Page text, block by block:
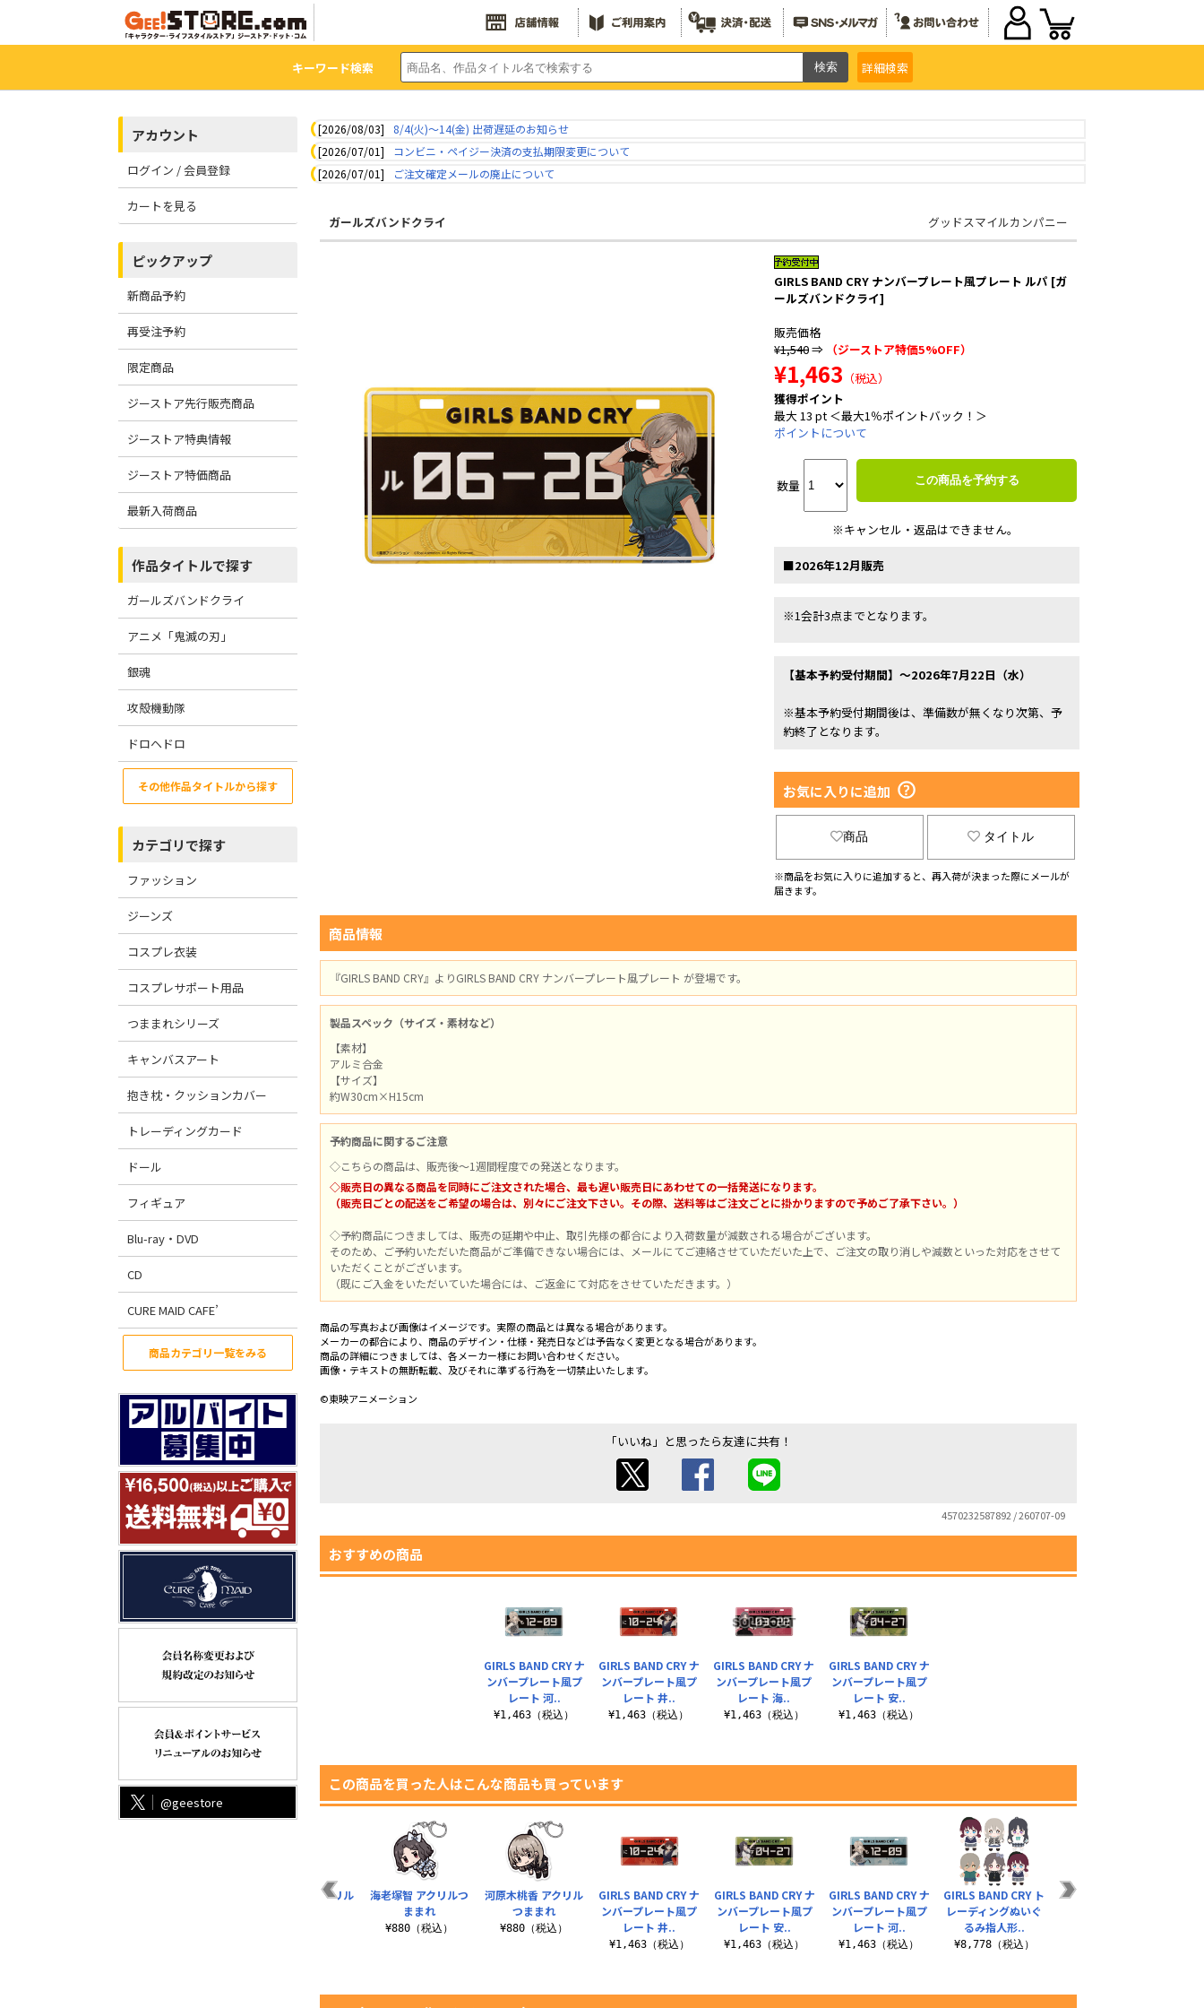
キーワード検索 詳細検索
アカウント
ログイン / 会員登録
カートを見る
ピックアップ
新商品予約
再受注予約
限定商品
ジーストア先行販売商品
ジーストア特典情報
ジーストア特価商品
最新入荷商品
作品タイトルで探す
ガールズバンドクライ
アニメ「鬼滅の刃」
銀魂
攻殻機動隊
ドロヘドロ
その他作品タイトルから探す
カテゴリで探す
ファッション
ジーンズ
コスプレ衣装
コスプレサポート用品
つままれシリーズ
キャンバスアート
抱き枕・クッションカバー
トレーディングカード
ドール
フィギュア
Blu-ray・DVD
CD
CURE MAID CAFE’
商品カテゴリ一覧をみる
@geestore
[2026/08/03]
8/4(火)～14(金) 出荷遅延のお知らせ
[2026/07/01]
コンビニ・ペイジー決済の支払期限変更について
[2026/07/01]
ご注文確定メールの廃止について
ガールズバンドクライ グッドスマイルカンパニー
GIRLS BAND CRY ナンバープレート風プレート ルパ [ガ
ールズバンドクライ]
販売価格
¥1,540⇒ （ジーストア特価5%OFF）
¥1,463 （税込）
獲得ポイント
最大 13 pt ＜最大1％ポイントバック！＞
ポイントについて
数量 この商品を予約する
※キャンセル・返品はできません。
■2026年12月販売
※1会計3点までとなります。
【基本予約受付期間】～2026年7月22日（水）
※基本予約受付期間後は、準備数が無くなり次第、予
約終了となります。
お気に入りに追加
商品 タイトル
※商品をお気に入りに追加すると、再入荷が決まった際にメールが
届きます。
商品情報
『GIRLS BAND CRY』よりGIRLS BAND CRY ナンバープレート風プレート が登場です。
製品スペック（サイズ・素材など）
【素材】
アルミ合金
【サイズ】
約W30cm×H15cm
予約商品に関するご注意
◇こちらの商品は、販売後～1週間程度での発送となります。
◇販売日の異なる商品を同時にご注文された場合、最も遅い販売日にあわせての一括発送になります。
（販売日ごとの配送をご希望の場合は、別々にご注文下さい。その際、送料等はご注文ごとに掛かりますので予めご了承下さい。）
◇予約商品につきましては、販売の延期や中止、取引先様の都合により入荷数量が減数される場合がございます。
そのため、ご予約いただいた商品がご準備できない場合には、メールにてご連絡させていただいた上で、ご注文の取り消しや減数といった対応をさせて
いただくことがございます。
（既にご入金をいただいていた場合には、ご返金にて対応をさせていただきます。）
商品の写真および画像はイメージです。実際の商品とは異なる場合があります。
メーカーの都合により、商品のデザイン・仕様・発売日などは予告なく変更となる場合があります。
商品の詳細につきましては、各メーカー様にお問い合わせください。
画像・テキストの無断転載、及びそれに準ずる行為を一切禁止いたします。
©東映アニメーション
「いいね」と思ったら友達に共有！
4570232587892 / 260707-09
おすすめの商品
GIRLS BAND CRY ナ
ンバープレート風プ
レート 井..
¥1,463（税込）
GIRLS BAND CRY ナ
ンバープレート風プ
レート 海..
¥1,463（税込）
GIRLS BAND CRY ナ
ンバープレート風プ
レート 安..
¥1,463（税込）
GIRLS BAND CRY ナ
ンバープレート風プ
レート 河..
¥1,463（税込）
この商品を買った人はこんな商品も買っています
GIRLS BAND CRY ナ
ンバープレート風プ
レート 井..
¥1,463（税込）
GIRLS BAND CRY ナ
ンバープレート風プ
レート 安..
¥1,463（税込）
GIRLS BAND CRY ナ
ンバープレート風プ
レート 河..
¥1,463（税込）
GIRLS BAND CRY ト
レーディングぬいぐ
るみ指人形..
¥8,778（税込）
ガールズバンドクラ
安和すばる アクリル
海老塚智 アクリルつ
ままれ
¥880（税込）
河原木桃香 アクリル
つままれ
¥880（税込）